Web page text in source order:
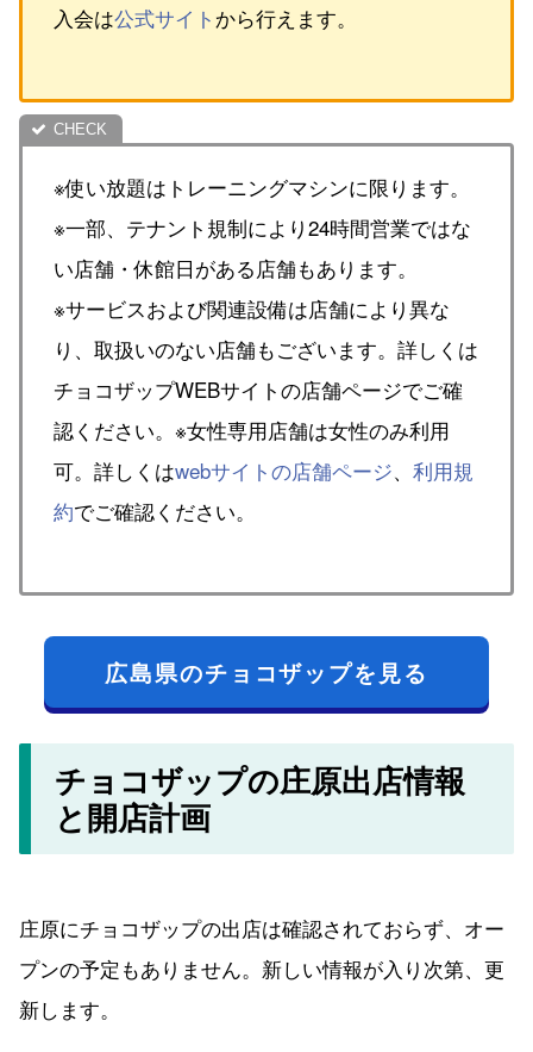
入会は公式サイト から行えます。
※使い放題はトレーニングマシンに限ります。
※一部、テナント規制により24時間営業ではな
い店舗・休館日がある店舗もあります。
※サービスおよび関連設備は店舗により異な
り、取扱いのない店舗もございます。詳しくは
チョコザップWEBサイトの店舗ページでご確
認ください。※女性専用店舗は女性のみ利用
可。詳しくはwebサイトの店舗ページ、 利用規
約でご確認ください。
広島県のチョコザップを見る
チョコザップの庄原出店情報
と開店計画
庄原にチョコザップの出店は確認されておらず、オー
プンの予定もありません。新しい情報が入り次第、更
新します。